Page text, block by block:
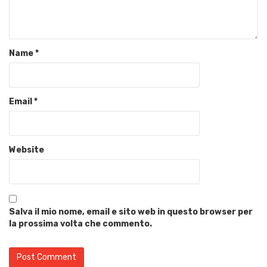
Name*
Email*
Website
Salva il mio nome, email e sito web in questo browser per
la prossima volta che commento.